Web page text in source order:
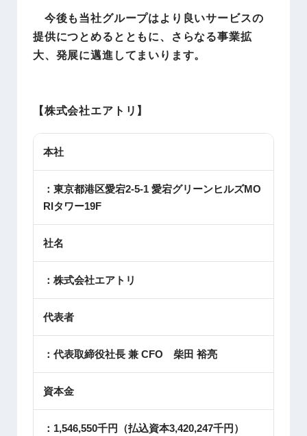
今後も当社グループはより良いサービスの
提供につとめるとともに、さらなる事業拡
大、発展に邁進してまいります。
【株式会社エアトリ】
本社
：東京都港区愛宕2-5-1 愛宕グリーンヒルズMO
RIタワー19F
社名
：株式会社エアトリ
代表者
：代表取締役社長 兼 CFO 柴田 裕亮
資本金
：1,546,550千円（払込資本3,420,247千円）